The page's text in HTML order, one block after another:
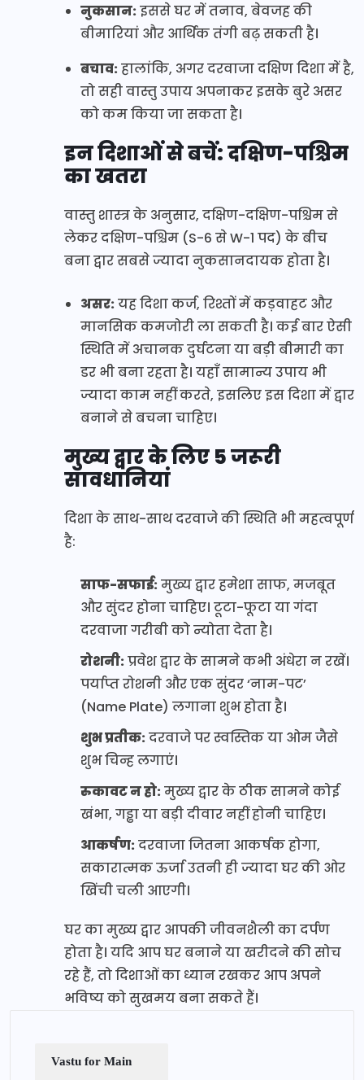
नुकसान:इससे घर में तनाव, बेवजह की
बीमारियां और आर्थिक तंगी बढ़ सकती है।
बचाव:हालांकि, अगर दरवाजा दक्षिण दिशा में है,
तो सही वास्तु उपाय अपनाकर इसके बुरे असर
को कम किया जा सकता है।
इन दिशाओं से बचें: दक्षिण-पश्चिम
का खतरा
वास्तु शास्त्र के अनुसार, दक्षिण-दक्षिण-पश्चिम से
लेकर दक्षिण-पश्चिम (S-6 से W-1 पद) के बीच
बना द्वार सबसे ज्यादा नुकसानदायक होता है।
असर:यह दिशा कर्ज, रिश्तों में कड़वाहट और
मानसिक कमजोरी ला सकती है। कई बार ऐसी
स्थिति में अचानक दुर्घटना या बड़ी बीमारी का
डर भी बना रहता है। यहाँ सामान्य उपाय भी
ज्यादा काम नहीं करते, इसलिए इस दिशा में द्वार
बनाने से बचना चाहिए।
मुख्य द्वार के लिए 5 जरूरी
सावधानियां
दिशा के साथ-साथ दरवाजे की स्थिति भी महत्वपूर्ण
है:
साफ-सफाई:मुख्य द्वार हमेशा साफ, मजबूत
और सुंदर होना चाहिए। टूटा-फूटा या गंदा
दरवाजा गरीबी को न्योता देता है।
रोशनी:प्रवेश द्वार के सामने कभी अंधेरा न रखें।
पर्याप्त रोशनी और एक सुंदर ‘नाम-पट’
(Name Plate) लगाना शुभ होता है।
शुभ प्रतीक:दरवाजे पर स्वस्तिक या ओम जैसे
शुभ चिन्ह लगाएं।
रुकावट न हो:मुख्य द्वार के ठीक सामने कोई
खंभा, गड्ढा या बड़ी दीवार नहीं होनी चाहिए।
आकर्षण:दरवाजा जितना आकर्षक होगा,
सकारात्मक ऊर्जा उतनी ही ज्यादा घर की ओर
खिंची चली आएगी।
घर का मुख्य द्वार आपकी जीवनशैली का दर्पण
होता है। यदि आप घर बनाने या खरीदने की सोच
रहे हैं, तो दिशाओं का ध्यान रखकर आप अपने
भविष्य को सुखमय बना सकते हैं।
Vastu for Main